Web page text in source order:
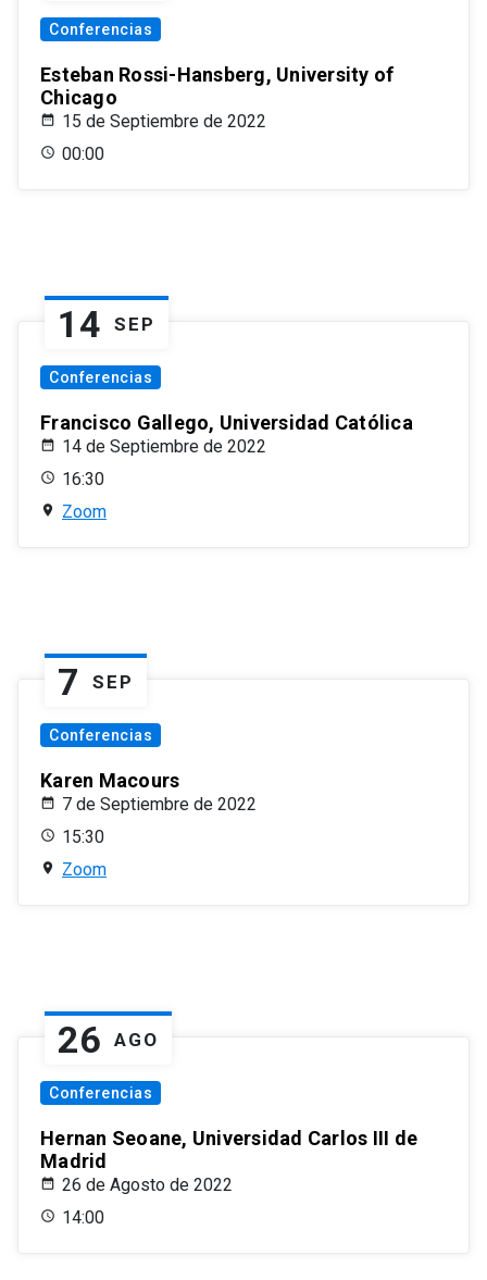
Conferencias
Esteban Rossi-Hansberg, University of
Chicago
15 de Septiembre de 2022
00:00
14 SEP
Conferencias
Francisco Gallego, Universidad Católica
14 de Septiembre de 2022
16:30
Zoom
7 SEP
Conferencias
Karen Macours
7 de Septiembre de 2022
15:30
Zoom
26 AGO
Conferencias
Hernan Seoane, Universidad Carlos III de
Madrid
26 de Agosto de 2022
14:00